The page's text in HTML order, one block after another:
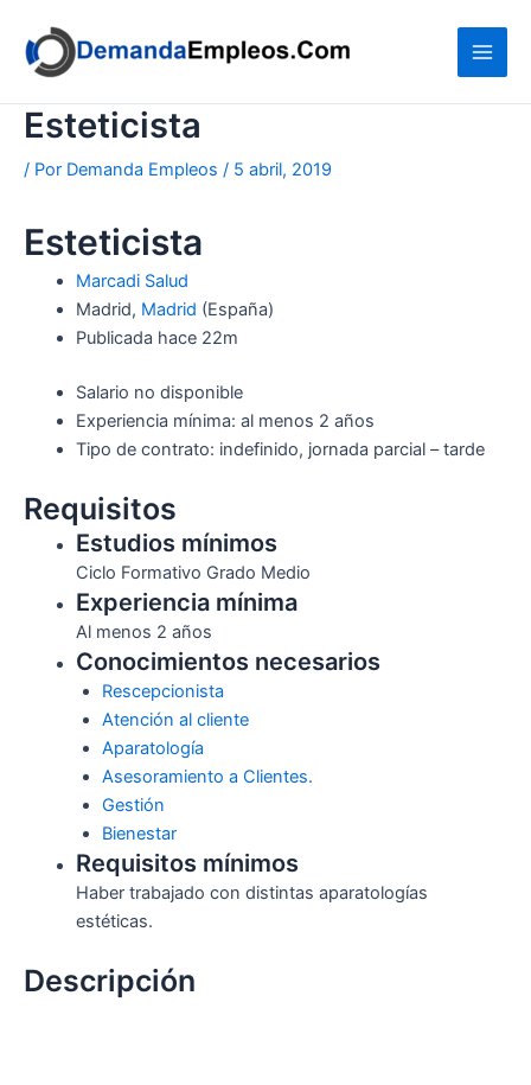
contenido
Esteticista
/ Por Demanda Empleos / 5 abril, 2019
Esteticista
Marcadi Salud
Madrid, Madrid (España)
Publicada hace 22m
Salario no disponible
Experiencia mínima: al menos 2 años
Tipo de contrato: indefinido, jornada parcial – tarde
Requisitos
Estudios mínimos
Ciclo Formativo Grado Medio
Experiencia mínima
Al menos 2 años
Conocimientos necesarios
Rescepcionista
Atención al cliente
Aparatología
Asesoramiento a Clientes.
Gestión
Bienestar
Requisitos mínimos
Haber trabajado con distintas aparatologías
estéticas.
Descripción